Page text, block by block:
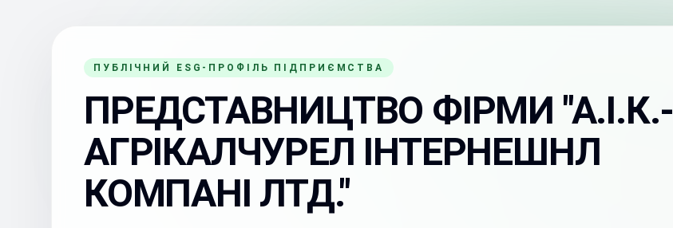
ПУБЛІЧНИЙ ESG-ПРОФІЛЬ ПІДПРИЄМСТВА
ПРЕДСТАВНИЦТВО ФІРМИ "А.І.К.-
АГРІКАЛЧУРЕЛ ІНТЕРНЕШНЛ
КОМПАНІ ЛТД."